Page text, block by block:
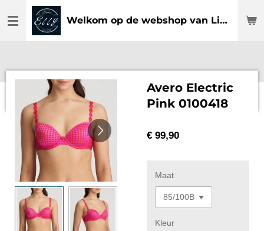
direct
Welkom op de webshop van Lingerie Elly
Avero Electric
Pink 0100418
€ 99,90
Maat
Kleur